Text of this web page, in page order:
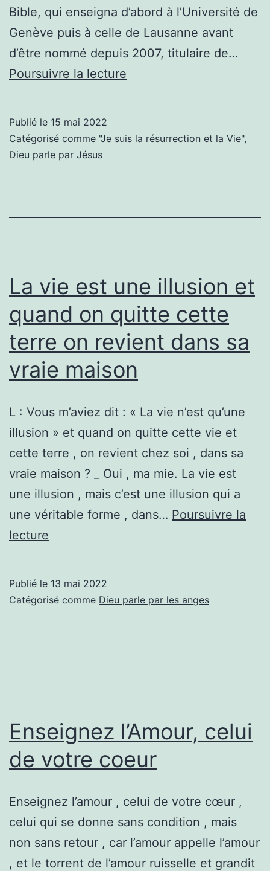
Bible, qui enseigna d’abord à l’Université de
Genève puis à celle de Lausanne avant
d’être nommé depuis 2007, titulaire de…
Poursuivre la lecture
ou
Publié le 15 mai 2022
Catégorisé comme "Je suis la résurrection et la Vie",
Dieu parle par Jésus
La vie est une illusion et
quand on quitte cette
terre on revient dans sa
vraie maison
L : Vous m’aviez dit : « La vie n’est qu’une
illusion » et quand on quitte cette vie et
cette terre , on revient chez soi , dans sa
vraie maison ? _ Oui , ma mie. La vie est
une illusion , mais c’est une illusion qui a
une véritable forme , dans… Poursuivre la
lecture
une
terre
on
dans
sa
vraie
maison
Publié le 13 mai 2022
Catégorisé comme Dieu parle par les anges
Enseignez l’Amour, celui
de votre coeur
Enseignez l’amour , celui de votre cœur ,
celui qui se donne sans condition , mais
non sans retour , car l’amour appelle l’amour
, et le torrent de l’amour ruisselle et grandit